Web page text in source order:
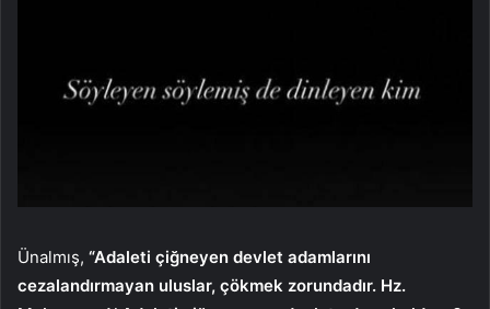
Ünalmış, “Adaleti çiğneyen devlet adamlarını
cezalandırmayan uluslar, çökmek zorundadır. Hz.